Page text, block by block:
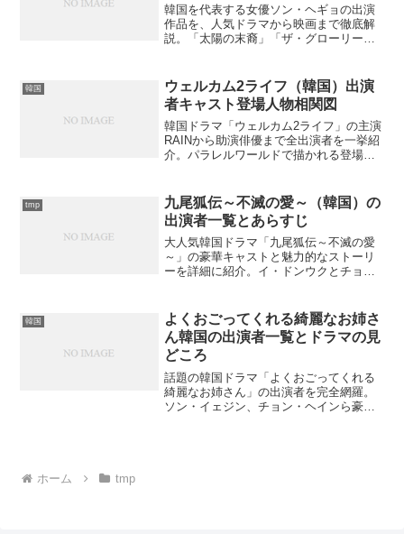
韓国を代表する女優ソン・ヘギョの出演
作品を、人気ドラマから映画まで徹底解
説。「太陽の末裔」「ザ・グローリー」
韓国
ウェルカム2ライフ（韓国）出演
者キャスト登場人物相関図
韓国ドラマ「ウェルカム2ライフ」の主演
RAINから助演俳優まで全出演者を一挙紹
介。パラレルワールドで描かれる登場人
ます。あなたの推し俳優は見つかるでし
ょうか？
tmp
九尾狐伝～不滅の愛～（韓国）の
出演者一覧とあらすじ
大人気韓国ドラマ「九尾狐伝～不滅の愛
～」の豪華キャストと魅力的なストーリ
ーを詳細に紹介。イ・ドンウクとチョ・
韓国
よくおごってくれる綺麗なお姉さ
ん韓国の出演者一覧とドラマの見
どころ
話題の韓国ドラマ「よくおごってくれる
綺麗なお姉さん」の出演者を完全網羅。
ソン・イェジン、チョン・ヘインら豪華
ホーム tmp